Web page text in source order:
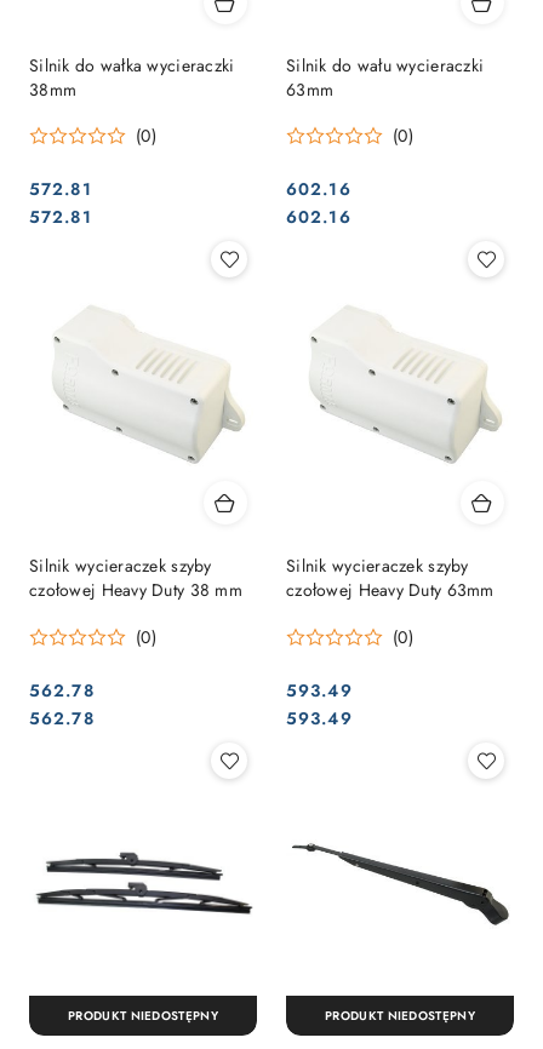
Silnik do wałka wycieraczki
38mm
(0)
Cena:
572.81
Cena:
572.81
Silnik do wału wycieraczki
63mm
(0)
Cena:
602.16
Cena:
602.16
Silnik wycieraczek szyby
czołowej Heavy Duty 38 mm
(0)
Cena:
562.78
Cena:
562.78
Silnik wycieraczek szyby
czołowej Heavy Duty 63mm
(0)
Cena:
593.49
Cena:
593.49
PRODUKT NIEDOSTĘPNY PRODUKT NIEDOSTĘPNY